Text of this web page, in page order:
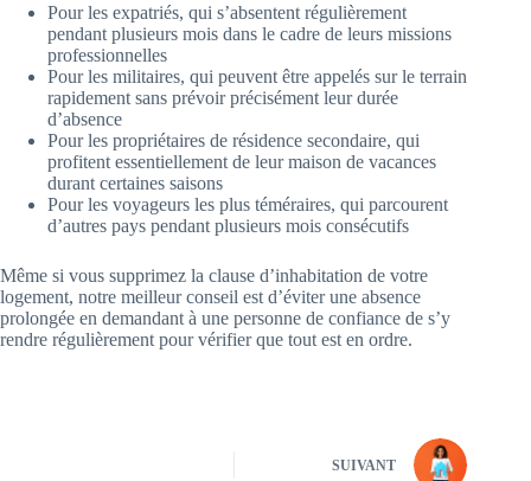
Pour les expatriés, qui s’absentent régulièrement
pendant plusieurs mois dans le cadre de leurs missions
professionnelles
Pour les militaires, qui peuvent être appelés sur le terrain
rapidement sans prévoir précisément leur durée
d’absence
Pour les propriétaires de résidence secondaire, qui
profitent essentiellement de leur maison de vacances
durant certaines saisons
Pour les voyageurs les plus téméraires, qui parcourent
d’autres pays pendant plusieurs mois consécutifs
Même si vous supprimez la clause d’inhabitation de votre
logement, notre meilleur conseil est d’éviter une absence
prolongée en demandant à une personne de confiance de s’y
rendre régulièrement pour vérifier que tout est en ordre.
SUIVANT